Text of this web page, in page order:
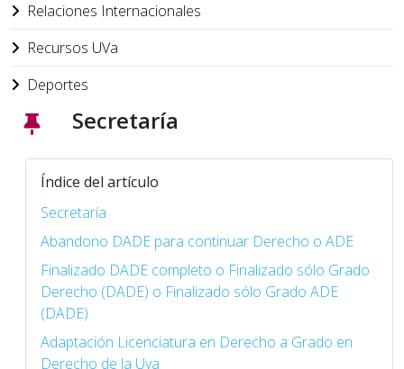
Relaciones Internacionales
Recursos UVa
Deportes
Secretaría
Índice del artículo
Secretaría
Abandono DADE para continuar Derecho o ADE
Finalizado DADE completo o Finalizado sólo Grado
Derecho (DADE) o Finalizado sólo Grado ADE
(DADE)
Adaptación Licenciatura en Derecho a Grado en
Derecho de la Uva